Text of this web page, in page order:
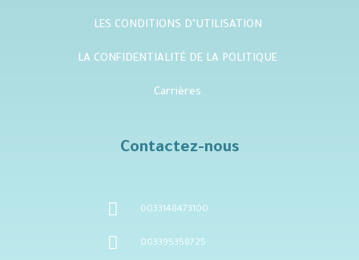
LES CONDITIONS D’UTILISATION
LA CONFIDENTIALITÉ DE LA POLITIQUE
Carrières
Contactez-nous
0033148473100
003395358725